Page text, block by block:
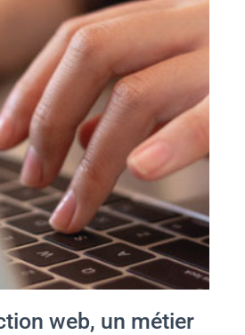
web, un métier